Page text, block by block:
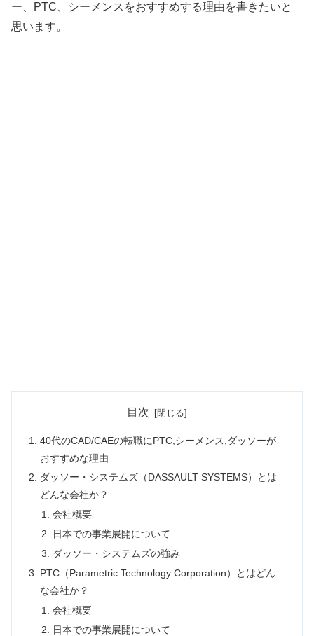
ー、PTC、シーメンスをおすすめする理由を書きたいと
思います。
目次
40代のCAD/CAEの転職にPTC,シーメンス,ダッソーが
おすすめな理由
ダッソー・システムズ（DASSAULT SYSTEMS）とは
どんな会社か？
会社概要
日本での事業展開について
ダッソー・システムズの強み
PTC（Parametric Technology Corporation）とはどん
な会社か？
会社概要
日本での事業展開について